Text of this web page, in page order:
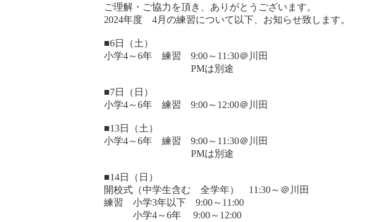
ご理解・ご協力を頂き、ありがとうございます。
2024年度 4月の練習について以下、お知らせ致します。
■6日（土）
小学4～6年 練習 9:00～11:30＠川田
PMは別途
■7日（日）
小学4～6年 練習 9:00～12:00＠川田
■13日（土）
小学4～6年 練習 9:00～11:30＠川田
PMは別途
■14日（日）
開校式（中学生含む 全学年） 11:30～＠川田
練習 小学3年以下 9:00～11:00
小学4～6年 9:00～12:00